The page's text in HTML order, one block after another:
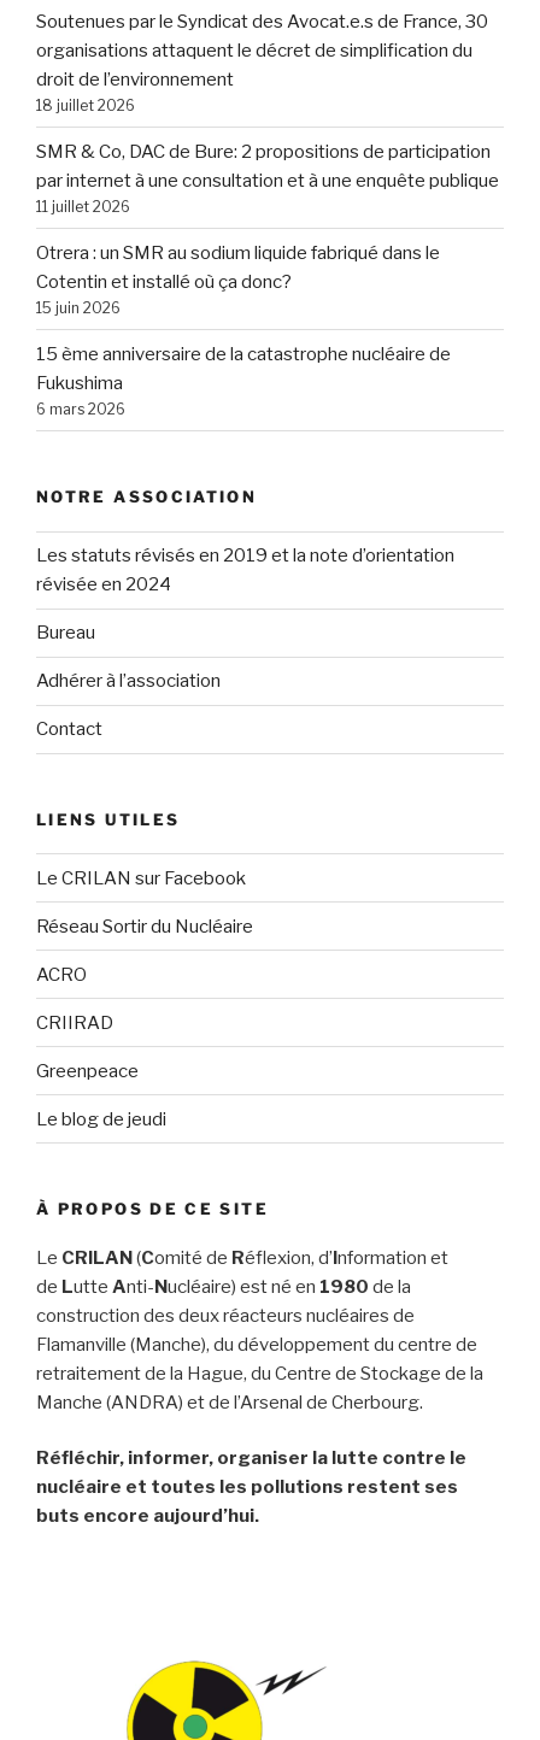
Soutenues par le Syndicat des Avocat.e.s de France, 30
organisations attaquent le décret de simplification du
droit de l’environnement
18 juillet 2026
SMR & Co, DAC de Bure: 2 propositions de participation
par internet à une consultation et à une enquête publique
11 juillet 2026
Otrera : un SMR au sodium liquide fabriqué dans le
Cotentin et installé où ça donc?
15 juin 2026
15 ème anniversaire de la catastrophe nucléaire de
Fukushima
6 mars 2026
NOTRE ASSOCIATION
Les statuts révisés en 2019 et la note d’orientation
révisée en 2024
Bureau
Adhérer à l’association
Contact
LIENS UTILES
Le CRILAN sur Facebook
Réseau Sortir du Nucléaire
ACRO
CRIIRAD
Greenpeace
Le blog de jeudi
À PROPOS DE CE SITE
Le CRILAN(Comité de Réflexion, d’Information et
de Lutte Anti-Nucléaire) est né en 1980 de la
construction des deux réacteurs nucléaires de
Flamanville (Manche), du développement du centre de
retraitement de la Hague, du Centre de Stockage de la
Manche (ANDRA) et de l’Arsenal de Cherbourg.
Réfléchir, informer, organiser la lutte contre le
nucléaire et toutes les pollutions restent ses
buts encore aujourd’hui.